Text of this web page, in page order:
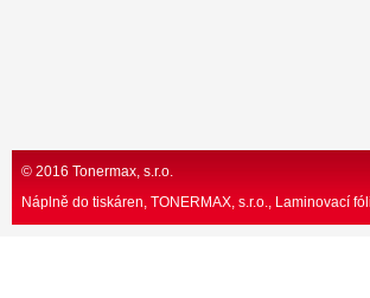
© 2016 Tonermax, s.r.o.
Náplně do tiskáren, TONERMAX, s.r.o. Laminovací